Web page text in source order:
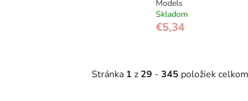
Models
Skladom
€5,34
Stránka 1 z 29 - 345 položiek celkom